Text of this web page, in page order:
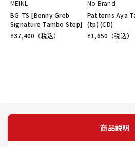
MEINL
BG-TS [Benny Greb
Signature Tambo Step]
¥37,400 （税込）
No Brand
Patterns Aya
(tp) (CD)
¥1,650 （税込）
商品説明